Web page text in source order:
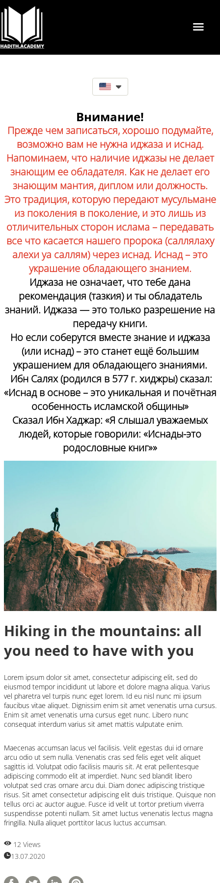
Внимание!
Прежде чем записаться, хорошо подумайте,
возможно вам не нужна иджаза и иснад.
Напоминаем, что наличие иджазы не делает
знающим ее обладателя. Как не делает его
знающим мантия, диплом или должность.
Это традиция, которую передают мусульмане
из поколения в поколение, и это лишь из
отличительных сторон ислама – передавать
все что касается нашего пророка (саллялаху
алехи уа саллям) через иснад. Иснад – это
украшение обладающего знанием.
Иджаза не означает, что тебе дана
рекомендация (тазкия) и ты обладатель
знаний. Иджаза — это только разрешение на
передачу книги.
Но если соберутся вместе знание и иджаза
(или иснад) – это станет ещё большим
украшением для обладающего знаниями.
Ибн Салях (родился в 577 г. хиджры) сказал:
«Иснад в основе – это уникальная и почётная
особенность исламской общины»
Сказал Ибн Хаджар: «Я слышал уважаемых
людей, которые говорили: «Иснады-это
родословные книг»»
Hiking in the mountains: all
you need to have with you
Lorem ipsum dolor sit amet, consectetur adipiscing elit, sed do
eiusmod tempor incididunt ut labore et dolore magna aliqua. Varius
vel pharetra vel turpis nunc eget lorem. Id eu nisl nunc mi ipsum
faucibus vitae aliquet. Dignissim enim sit amet venenatis urna cursus.
Enim sit amet venenatis urna cursus eget nunc. Libero nunc
consequat interdum varius sit amet mattis vulputate enim.
Maecenas accumsan lacus vel facilisis. Velit egestas dui id ornare
arcu odio ut sem nulla. Venenatis cras sed felis eget velit aliquet
sagittis id. Volutpat odio facilisis mauris sit. At erat pellentesque
adipiscing commodo elit at imperdiet. Nunc sed blandit libero
volutpat sed cras ornare arcu dui. Diam donec adipiscing tristique
risus. Sit amet consectetur adipiscing elit duis tristique. Quisque non
tellus orci ac auctor augue. Fusce id velit ut tortor pretium viverra
suspendisse potenti nullam. Sit amet luctus venenatis lectus magna
fringilla. Nulla aliquet porttitor lacus luctus accumsan.
12 Views
13.07.2020